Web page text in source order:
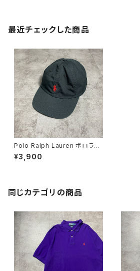
最近チェックした商品
Polo Ralph Lauren ポロラル
フローレン 刺繍ロゴ ポニー
ブラック 黒 ベルトバック キ
¥3,900
同じカテゴリの商品